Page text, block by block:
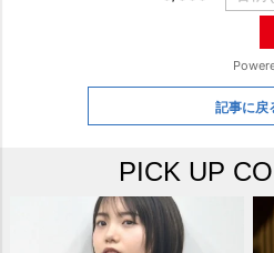
記事に戻
PICK UP